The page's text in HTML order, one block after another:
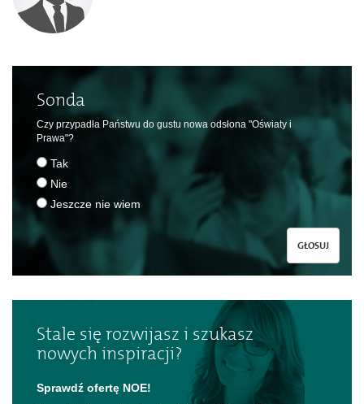
Sonda
Czy przypadła Państwu do gustu nowa odsłona "Oświaty i
Prawa"?
Tak
Nie
Jeszcze nie wiem
GŁOSUJ
Stale się rozwijasz i szukasz
nowych inspiracji?
Sprawdź ofertę NOE!